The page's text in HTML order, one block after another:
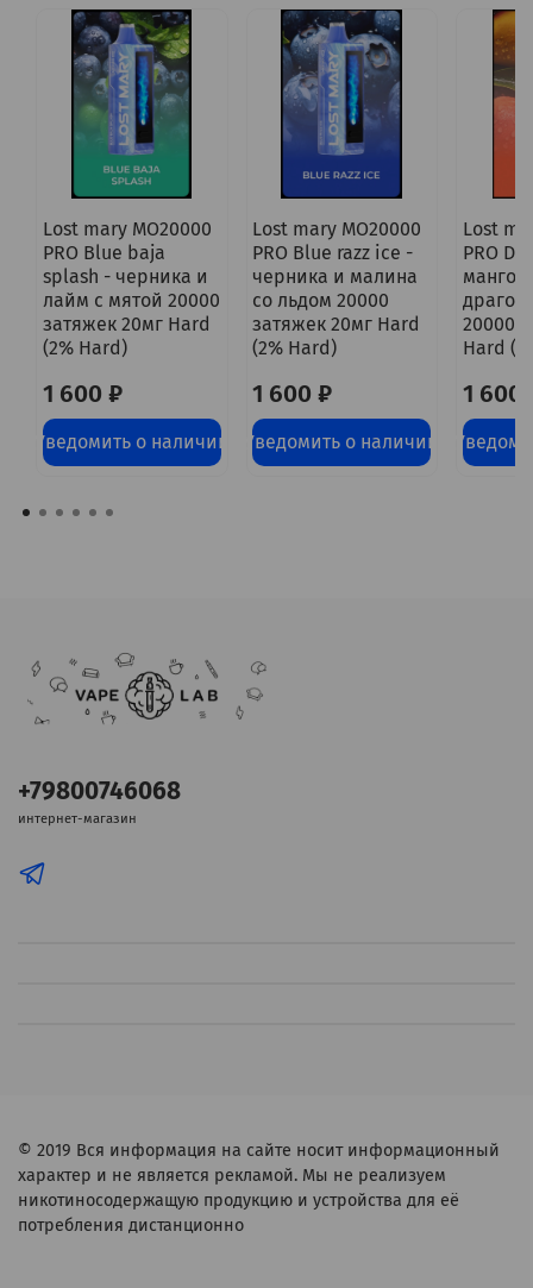
Lost mary MO20000
PRO Blue baja
splash - черника и
лайм с мятой 20000
затяжек 20мг Hard
(2% Hard)
1 600 ₽
Уведомить о наличии
Lost mary MO20000
PRO Blue razz ice -
черника и малина
со льдом 20000
затяжек 20мг Hard
(2% Hard)
1 600 ₽
Уведомить о наличии
Lost
PRO
манго с
20000
Hard
1 600
+79800746068
интернет-магазин
© 2019 Вся информация на сайте носит информационный
характер и не является рекламой. Мы не реализуем
никотиносодержащую продукцию и устройства для её
потребления дистанционно